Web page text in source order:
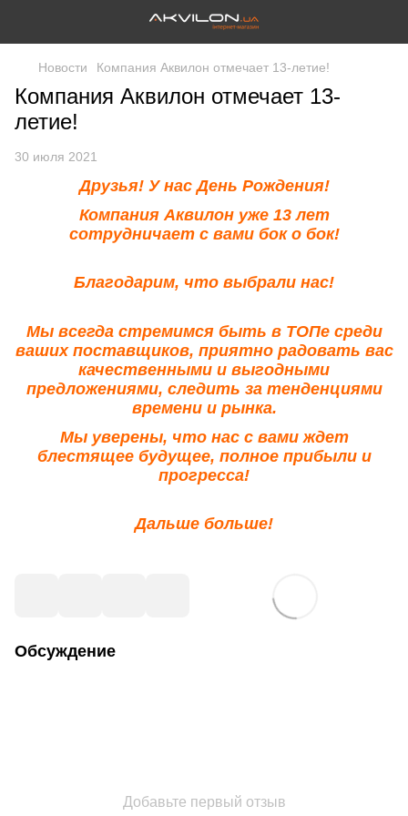
Новости Компания Аквилон отмечает 13-летие!
Компания Аквилон отмечает 13-
летие!
30 июля 2021
Друзья! У нас День Рождения!
Компания Аквилон уже 13 лет
сотрудничает с вами бок о бок!
Благодарим, что выбрали нас!
Мы всегда стремимся быть в ТОПе среди
ваших поставщиков, приятно радовать вас
качественными и выгодными
предложениями, следить за тенденциями
времени и рынка.
Мы уверены, что нас с вами ждет
блестящее будущее, полное прибыли и
прогресса!
Дальше больше!
Обсуждение
Добавьте первый отзыв